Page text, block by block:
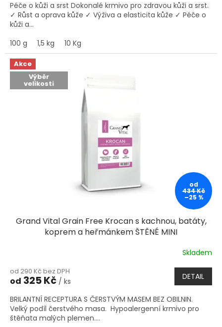
Péče o kůži a srst Dokonalé krmivo pro zdravou kůži a srst.
✓ Růst a oprava kůže ✓ Výživa a elasticita kůže ✓ Péče o
kůži a...
100 g
1,5 kg 10 Kg
Akce
Výběr
velikosti
od
434 Kč
–25 %
Grand Vital Grain Free Krocan s kachnou, batáty,
koprem a heřmánkem ŠTĚNÉ MINI
Skladem
od 290 Kč bez DPH
od 325 Kč / ks DETAIL
BRILANTNÍ RECEPTURA S ČERSTVÝM MASEM BEZ OBILNIN.
Velký podíl čerstvého masa. Hypoalergenní krmivo pro
štěňata malých plemen....